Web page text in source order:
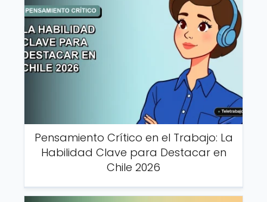
Pensamiento Crítico en el Trabajo: La
Habilidad Clave para Destacar en
Chile 2026